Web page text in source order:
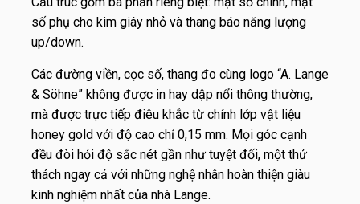
số phụ cho kim giây nhỏ và thang báo năng lượng
up/down.
Các đường viền, cọc số, thang đo cùng logo “A. Lange
& Söhne” không được in hay dập nổi thông thường,
mà được trực tiếp điêu khắc từ chính lớp vật liệu
honey gold với độ cao chỉ 0,15 mm. Mọi góc cạnh
đều đòi hỏi độ sắc nét gần như tuyệt đối, một thử
thách ngay cả với những nghệ nhân hoàn thiện giàu
kinh nghiệm nhất của nhà Lange.